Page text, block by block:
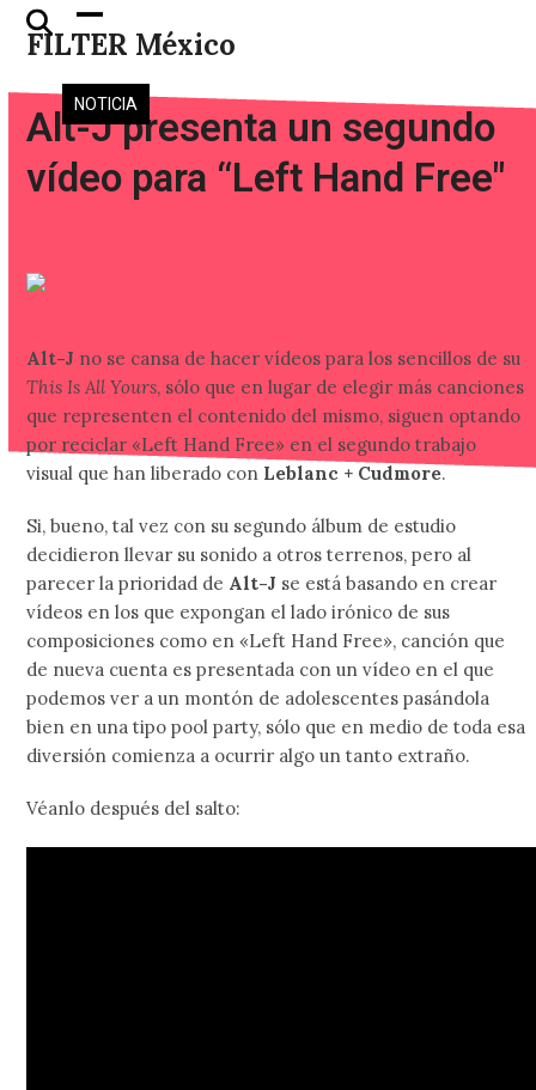
Skip
FILTER México
Open
mobile
menu
Close
mobile
menu
NOTICIA
Alt-J presenta un segundo
vídeo para “Left Hand Free"
Alt-J no se cansa de hacer vídeos para los sencillos de su
This Is All Yours, sólo que en lugar de elegir más canciones
que representen el contenido del mismo, siguen optando
por reciclar «Left Hand Free» en el segundo trabajo
visual que han liberado con Leblanc + Cudmore.
Si, bueno, tal vez con su segundo álbum de estudio
decidieron llevar su sonido a otros terrenos, pero al
parecer la prioridad de Alt-J se está basando en crear
vídeos en los que expongan el lado irónico de sus
composiciones como en «Left Hand Free», canción que
de nueva cuenta es presentada con un vídeo en el que
podemos ver a un montón de adolescentes pasándola
bien en una tipo pool party, sólo que en medio de toda esa
diversión comienza a ocurrir algo un tanto extraño.
Véanlo después del salto: